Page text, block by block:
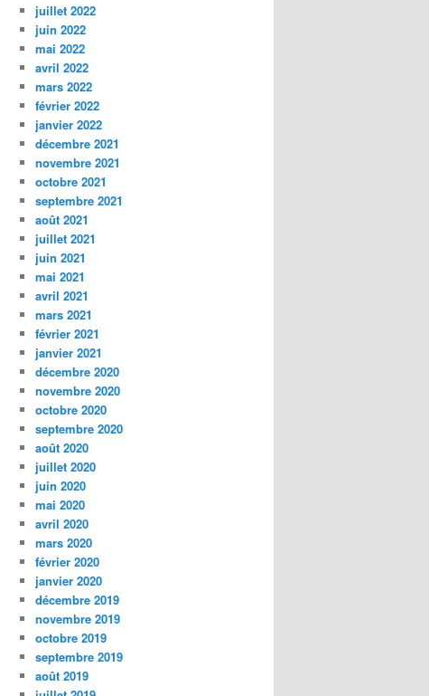
juillet 2022
juin 2022
mai 2022
avril 2022
mars 2022
février 2022
janvier 2022
décembre 2021
novembre 2021
octobre 2021
septembre 2021
août 2021
juillet 2021
juin 2021
mai 2021
avril 2021
mars 2021
février 2021
janvier 2021
décembre 2020
novembre 2020
octobre 2020
septembre 2020
août 2020
juillet 2020
juin 2020
mai 2020
avril 2020
mars 2020
février 2020
janvier 2020
décembre 2019
novembre 2019
octobre 2019
septembre 2019
août 2019